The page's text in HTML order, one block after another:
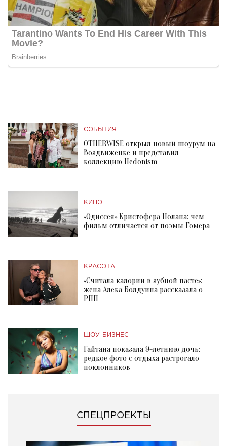
СОБЫТИЯ
OTHERWISE открыл новый шоурум на
Воздвиженке и представил
коллекцию Hedonism
КИНО
«Одиссея» Кристофера Нолана: чем
фильм отличается от поэмы Гомера
КРАСОТА
«Считала калории в зубной пасте»:
жена Алека Болдуина рассказала о
РПП
ШОУ-БИЗНЕС
Гайтана показала 9-летнюю дочь:
редкое фото с отдыха растрогало
поклонников
СПЕЦПРОЕКТЫ